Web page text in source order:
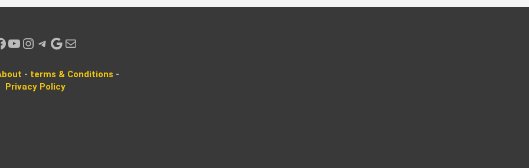
YouTube Instagram Telegram Google Mail
- terms & Conditions -
Privacy Policy